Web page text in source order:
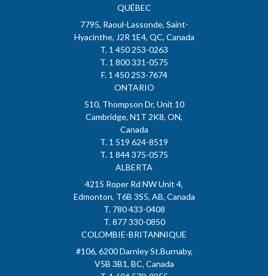
QUÉBEC
7795, Raoul-Lassonde, Saint-
Hyacinthe, J2R 1E4, QC, Canada
T. 1 450 253-0263
T. 1 800 331-0575
F. 1 450 253-7674
ONTARIO
510, Thompson Dr, Unit 10
Cambridge, N1T 2K8, ON,
Canada
T. 1 519 624-8519
T. 1 844 375-0575
ALBERTA
4215 Roper Rd NW Unit 4,
Edmonton, T6B 3S5, AB, Canada
T. 780 433-0408
T. 877 330-0850
COLOMBIE-BRITANNIQUE
#106, 6200 Darnley St.Burnaby,
V5B 3B1, BC, Canada